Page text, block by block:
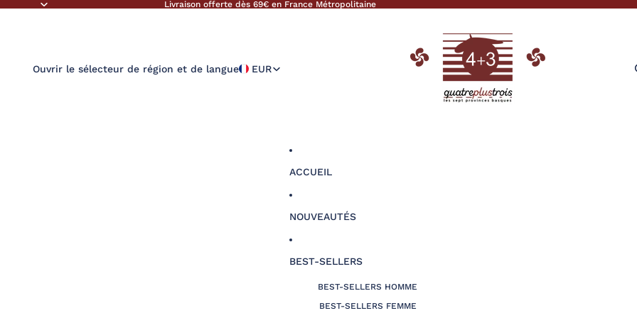
Livraison offerte dès 69€ en France Métropolitaine
Ouvrir le sélecteur de région et de langue EUR
ACCUEIL
NOUVEAUTÉS
BEST-SELLERS
BEST-SELLERS HOMME
BEST-SELLERS FEMME